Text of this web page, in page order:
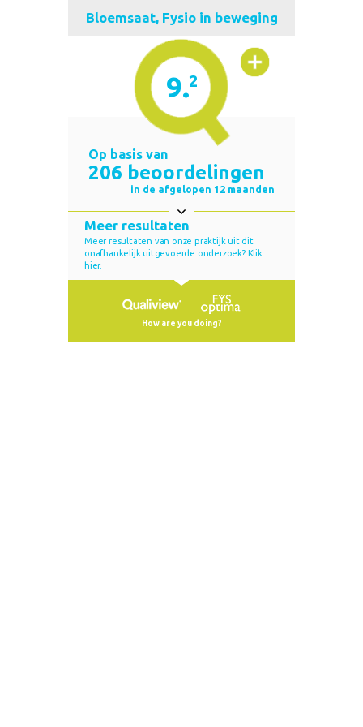
Bloemsaat, Fysio in beweging
9.2
Op basis van
206 beoordelingen
in de afgelopen 12 maanden
Meer resultaten
Meer resultaten van onze praktijk uit dit
onafhankelijk uitgevoerde onderzoek? Klik
hier.
How are you doing?